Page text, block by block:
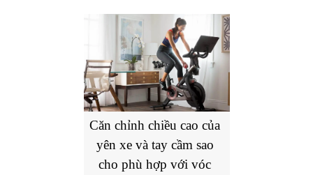
Căn chỉnh chiều cao của
yên xe và tay cầm sao
cho phù hợp với vóc